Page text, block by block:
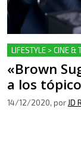
LIFESTYLE > CINE &
«Brown
a los
14/12/2020, por JD